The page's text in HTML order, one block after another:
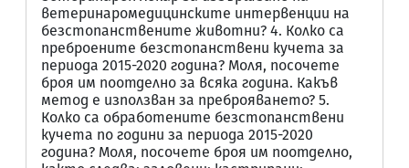
ветеринаромедицинските интервенции на
безстопанствените животни? 4. Колко са
преброените безстопанствени кучета за
периода 2015-2020 година? Моля, посочете
броя им поотделно за всяка година. Какъв
метод е използван за преброяването? 5.
Колко са обработените безстопанствени
кучета по години за периода 2015-2020
година? Моля, посочете броя им поотделно,